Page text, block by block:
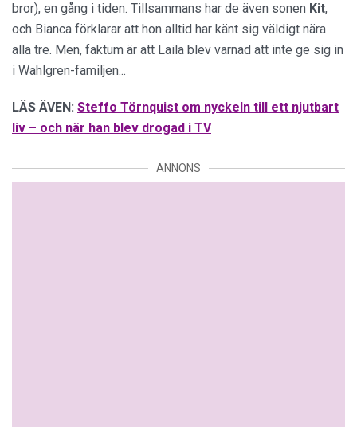
bror), en gång i tiden. Tillsammans har de även sonen Kit,
och Bianca förklarar att hon alltid har känt sig väldigt nära
alla tre. Men, faktum är att Laila blev varnad att inte ge sig in
i Wahlgren-familjen...
LÄS ÄVEN: Steffo Törnquist om nyckeln till ett njutbart
liv – och när han blev drogad i TV
ANNONS